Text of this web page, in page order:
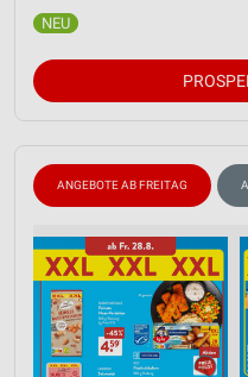
ANGEBOTE AB FREITAG